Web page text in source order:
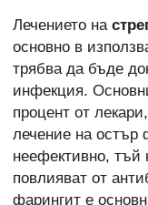
Лечението на
основно в
трябва да бъде
инфекция.
процент от
лечение на остър
неефективно, тъй
повлияват от
фарингит е